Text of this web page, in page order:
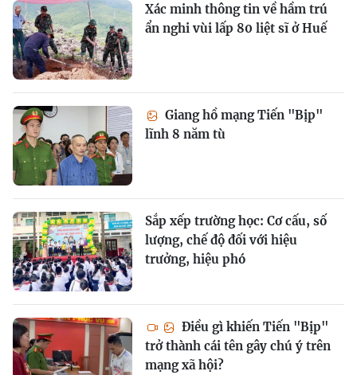
Xác minh thông tin về hầm trú
ẩn nghi vùi lấp 80 liệt sĩ ở Huế
Giang hồ mạng Tiến "Bịp"
lĩnh 8 năm tù
Sắp xếp trường học: Cơ cấu, số
lượng, chế độ đối với hiệu
trưởng, hiệu phó
Điều gì khiến Tiến "Bịp"
trở thành cái tên gây chú ý trên
mạng xã hội?